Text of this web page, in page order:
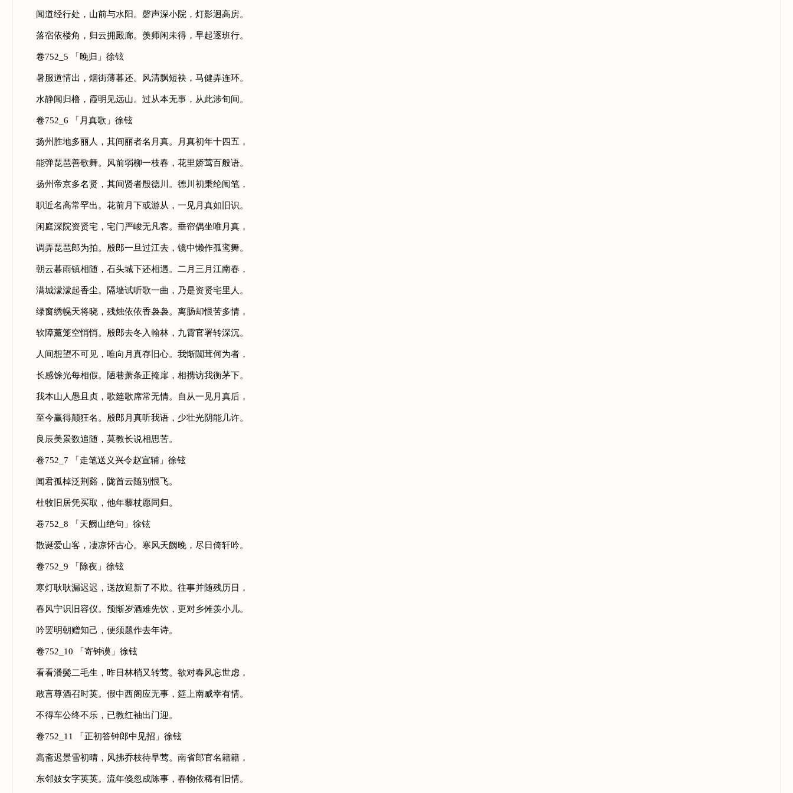
闻道经行处，山前与水阳。磬声深小院，灯影迥高房。
落宿依楼角，归云拥殿廊。羡师闲未得，早起逐班行。
卷752_5 「晚归」徐铉
暑服道情出，烟街薄暮还。风清飘短袂，马健弄连环。
水静闻归橹，霞明见远山。过从本无事，从此涉旬间。
卷752_6 「月真歌」徐铉
扬州胜地多丽人，其间丽者名月真。月真初年十四五，
能弹琵琶善歌舞。风前弱柳一枝春，花里娇莺百般语。
扬州帝京多名贤，其间贤者殷德川。德川初秉纶闱笔，
职近名高常罕出。花前月下或游从，一见月真如旧识。
闲庭深院资贤宅，宅门严峻无凡客。垂帘偶坐唯月真，
调弄琵琶郎为拍。殷郎一旦过江去，镜中懒作孤鸾舞。
朝云暮雨镇相随，石头城下还相遇。二月三月江南春，
满城濛濛起香尘。隔墙试听歌一曲，乃是资贤宅里人。
绿窗绣幌天将晓，残烛依依香袅袅。离肠却恨苦多情，
软障薰笼空悄悄。殷郎去冬入翰林，九霄官署转深沉。
人间想望不可见，唯向月真存旧心。我惭闒茸何为者，
长感馀光每相假。陋巷萧条正掩扉，相携访我衡茅下。
我本山人愚且贞，歌筵歌席常无情。自从一见月真后，
至今赢得颠狂名。殷郎月真听我语，少壮光阴能几许。
良辰美景数追随，莫教长说相思苦。
卷752_7 「走笔送义兴令赵宣辅」徐铉
闻君孤棹泛荆谿，陇首云随别恨飞。
杜牧旧居凭买取，他年藜杖愿同归。
卷752_8 「天阙山绝句」徐铉
散诞爱山客，凄凉怀古心。寒风天阙晚，尽日倚轩吟。
卷752_9 「除夜」徐铉
寒灯耿耿漏迟迟，送故迎新了不欺。往事并随残历日，
春风宁识旧容仪。预惭岁酒难先饮，更对乡傩羡小儿。
吟罢明朝赠知己，便须题作去年诗。
卷752_10 「寄钟谟」徐铉
看看潘鬓二毛生，昨日林梢又转莺。欲对春风忘世虑，
敢言尊酒召时英。假中西阁应无事，筵上南威幸有情。
不得车公终不乐，已教红袖出门迎。
卷752_11 「正初答钟郎中见招」徐铉
高斋迟景雪初晴，风拂乔枝待早莺。南省郎官名籍籍，
东邻妓女字英英。流年倏忽成陈事，春物依稀有旧情。